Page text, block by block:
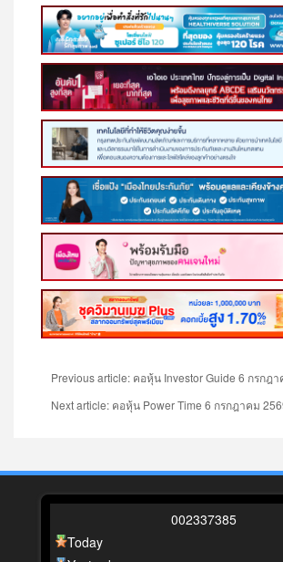
Previous article: คอหุ้น Investor Guide 6 กรกฎ
Next article: คอหุ้น Power Time 6 กรกฎาคม
002337385
Today